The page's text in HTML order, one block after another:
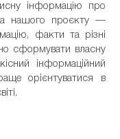
інформацію про
нашого проєкту —
факти та різні
сформувати власну
інформаційний
орієнтуватися в